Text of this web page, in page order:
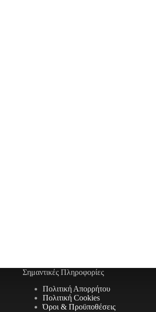
Σημαντικές Πληροφορίες
Πολιτική Απορρήτου
Πολιτική Cookies
Όροι & Προϋποθέσεις